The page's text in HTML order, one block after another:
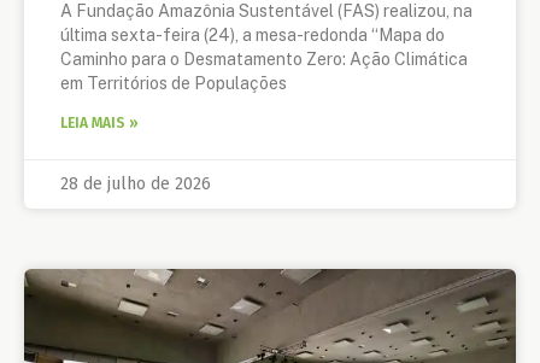
A Fundação Amazônia Sustentável (FAS) realizou, na
última sexta-feira (24), a mesa-redonda “Mapa do
Caminho para o Desmatamento Zero: Ação Climática
em Territórios de Populações
LEIA MAIS »
28 de julho de 2026